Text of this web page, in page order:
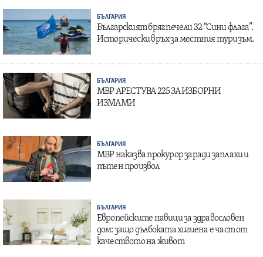
БЪЛГАРИЯ
Българският бряг печели 32 “Сини флага”.
Исторически връх за местния туризъм.
БЪЛГАРИЯ
МВР АРЕСТУВА 225 ЗА ИЗБОРНИ
ИЗМАМИ
БЪЛГАРИЯ
МВР наказва прокурор заради заплахи и
пътен произвол
БЪЛГАРИЯ
Европейските навици за здравословен
дом: защо дълбоката хигиена е част от
качеството на живот